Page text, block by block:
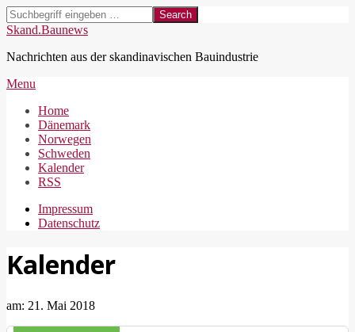
Skip
to
Search
Skand.Baunews
Nachrichten aus der skandinavischen Bauindustrie
Secondary
Menu
Menu
Home
Dänemark
Norwegen
Schweden
Kalender
RSS
Impressum
Datenschutz
Kalender
am: 21. Mai 2018